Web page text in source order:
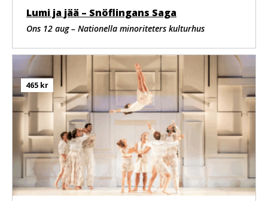
Kompani
Circus Baobab
R’en Cirque
Exekutiv producent
Richard Djoudi
Samproduktion
Centre Culturel Franco-Guinéen, Archaos Pôle National
Cirque Marseille, La Verrerie d’Alès Pôle National Cirque
Occitanie, Théâtre de Rungis
Residens och samarbetsparter
Le Pôle – scène conventionnée, La Scala Provence, La
Scala Paris, Centre Culturel Franco-Guinéen, La Verrerie
d’Alès Pôle National Cirque Occitanie, Théâtre de
Rungis
Lumi ja jää – Snöflingans Saga
Ons 12 aug – Nationella minoriteters kulturhus
465 kr